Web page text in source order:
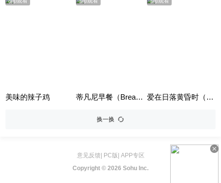
美味的辣子鸡 蒂凡尼早餐（Breakfast at Tiffany's） 爱在日落黄昏时（Before Sunset）
换一换
意见反馈 PC版 APP专区
Copyright © 2026 Sohu Inc.